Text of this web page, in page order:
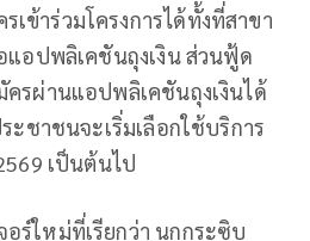
ข้าร่วมโครงการได้ทั้งที่สาขา
แอปพลิเคชันถุงเงิน ส่วนฟู้ด
ครผ่านแอปพลิเคชันถุงเงินได้
ะชาชนจะเริ่มเลือกใช้บริการ
เป็นต้นไป
อร์ใหม่ที่เรียกว่า นกกระซิบ